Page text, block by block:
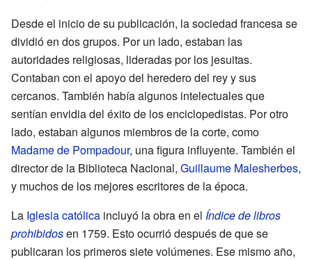
Desde el inicio de su publicación, la sociedad francesa se
dividió en dos grupos. Por un lado, estaban las
autoridades religiosas, lideradas por los jesuitas.
Contaban con el apoyo del heredero del rey y sus
cercanos. También había algunos intelectuales que
sentían envidia del éxito de los enciclopedistas. Por otro
lado, estaban algunos miembros de la corte, como
Madame de Pompadour, una figura influyente. También el
director de la Biblioteca Nacional, Guillaume Malesherbes,
y muchos de los mejores escritores de la época.
La Iglesia católica incluyó la obra en el Índice de libros
prohibidosen 1759. Esto ocurrió después de que se
publicaran los primeros siete volúmenes. Ese mismo año,